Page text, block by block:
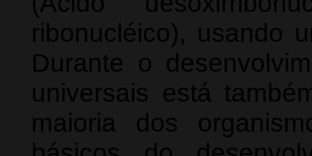
ribonucléico), usando
Durante o
universais está
maioria dos